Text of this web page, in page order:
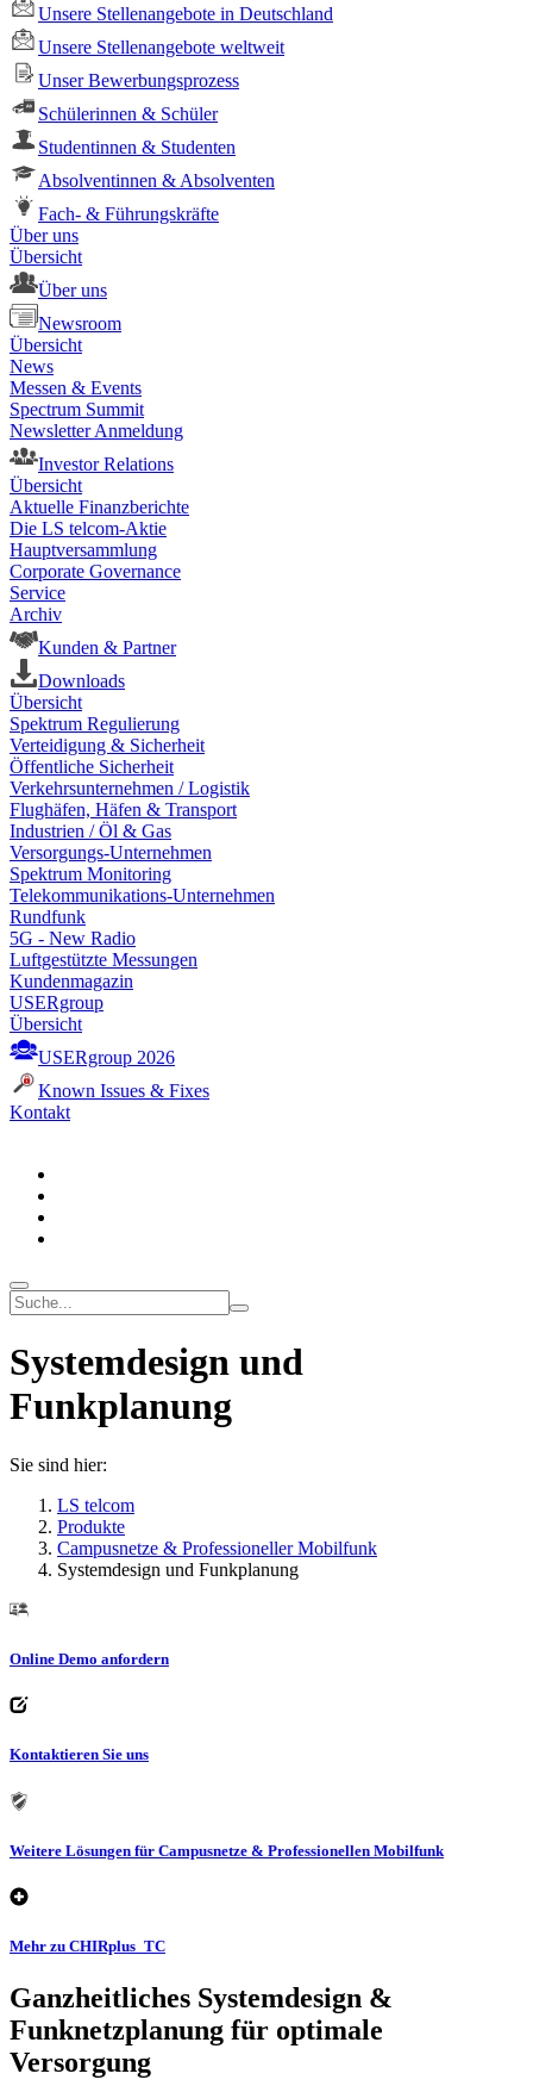
Unsere Stellenangebote in Deutschland
Unsere Stellenangebote weltweit
Unser Bewerbungsprozess
Schülerinnen & Schüler
Studentinnen & Studenten
Absolventinnen & Absolventen
Fach- & Führungskräfte
Über uns
Übersicht
Über uns
Newsroom
Übersicht
News
Messen & Events
Spectrum Summit
Newsletter Anmeldung
Investor Relations
Übersicht
Aktuelle Finanzberichte
Die LS telcom-Aktie
Hauptversammlung
Corporate Governance
Service
Archiv
Kunden & Partner
Downloads
Übersicht
Spektrum Regulierung
Verteidigung & Sicherheit
Öffentliche Sicherheit
Verkehrsunternehmen / Logistik
Flughäfen, Häfen & Transport
Industrien / Öl & Gas
Versorgungs-Unternehmen
Spektrum Monitoring
Telekommunikations-Unternehmen
Rundfunk
5G - New Radio
Luftgestützte Messungen
Kundenmagazin
USERgroup
Übersicht
USERgroup 2026
Known Issues & Fixes
Kontakt
Systemdesign und
Funkplanung
Sie sind hier:
LS telcom
Produkte
Campusnetze & Professioneller Mobilfunk
Systemdesign und Funkplanung
Online Demo anfordern
Kontaktieren Sie uns
Weitere Lösungen für Campusnetze & Professionellen Mobilfunk
Mehr zu CHIRplus_TC
Ganzheitliches Systemdesign &
Funknetzplanung für optimale
Versorgung